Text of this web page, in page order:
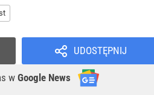
UDOSTĘPNIJ
w Google News